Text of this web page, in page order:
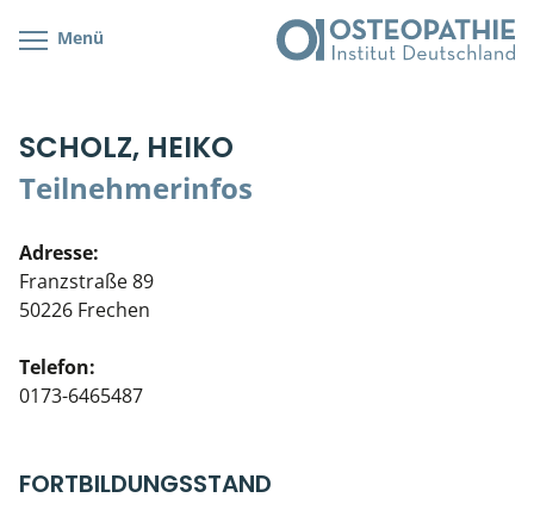
Menü
SCHOLZ, HEIKO
Teilnehmerinfos
Adresse:
Franzstraße 89
50226 Frechen
Telefon:
0173-6465487
FORTBILDUNGSSTAND
Cranial/Neurale Osteopathie
Parietale Osteopathie
Viszerale Osteopathie
Klinische & Praktische Kurse
Prüfung & Zertifikation
Postgraduate- & Spezialkurse
Bonus-Programm
Veranstaltungsticket DB
Wissenswertes
Teilnehmerliste
Stellenbörse
Soziales Engagement